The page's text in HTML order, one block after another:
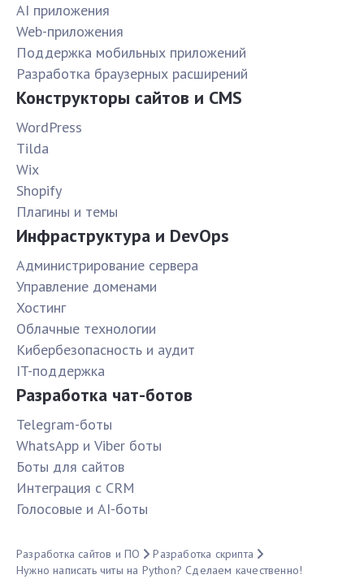
AI приложения
Web-приложения
Поддержка мобильных приложений
Разработка браузерных расширений
Конструкторы сайтов и CMS
WordPress
Tilda
Wix
Shopify
Плагины и темы
Инфраструктура и DevOps
Администрирование сервера
Управление доменами
Хостинг
Облачные технологии
Кибербезопасность и аудит
IT-поддержка
Разработка чат-ботов
Telegram-боты
WhatsApp и Viber боты
Боты для сайтов
Интеграция с CRM
Голосовые и AI-боты
Разработка сайтов и ПО
Разработка скрипта
Нужно написать читы на Python? Сделаем качественно!